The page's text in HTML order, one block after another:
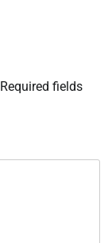
Required fields